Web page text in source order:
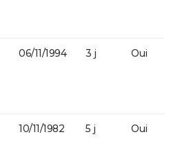
06/11/1994 3 j Oui
10/11/1982 5 j Oui